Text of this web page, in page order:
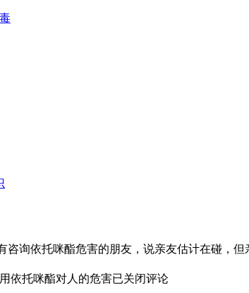
询依托咪酯危害的朋友，说亲友估计在碰，
依托咪酯对人的危害已关闭评论